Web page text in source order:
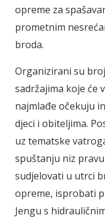
opreme za
prometnim
broda.
Organizirani su
sadržajima koje će
najmlađe očekuju
djeci i obiteljima.
uz tematske
spuštanju niz
sudjelovati u utrci
opreme, isprobati
Jengu s